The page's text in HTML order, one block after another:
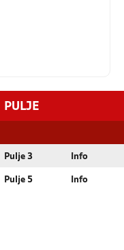
PULJE
Pulje 3 Info
Pulje 5 Info